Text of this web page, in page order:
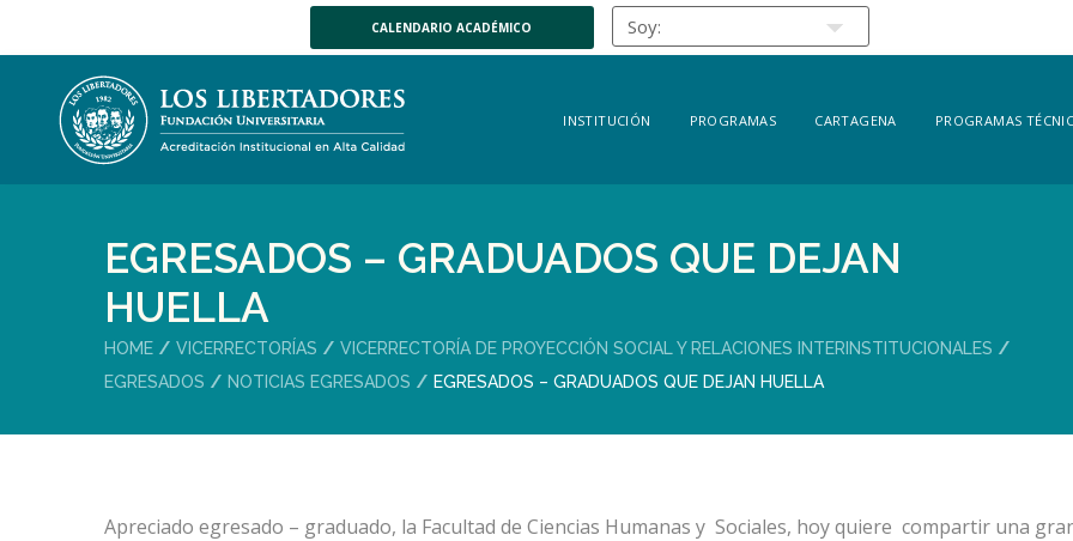
CALENDARIO ACADÉMICO
INSTITUCIÓN PROGRAMAS CARTAGENA PROGRAMAS
EGRESADOS – GRADUADOS QUE DEJAN
HUELLA
HOME VICERRECTORÍAS
VICERRECTORÍA DE PROYECCIÓN SOCIAL Y RELACIONES INTERINSTITUCIONALES
EGRESADOS
NOTICIAS EGRESADOS EGRESADOS – GRADUADOS QUE DEJAN HUELLA
Apreciado egresado – graduado, la Facultad de Ciencias Humanas y Sociales, hoy quiere compartir una